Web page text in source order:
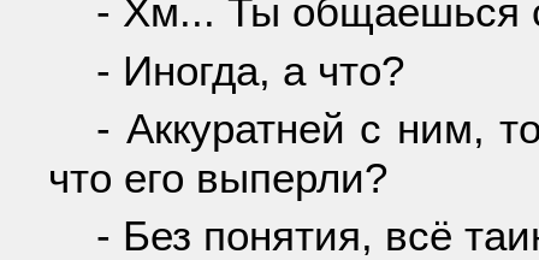
- Хм... Ты общаешься
- Иногда, а что?
- Аккуратней с ним,
что его выперли?
- Без понятия, всё